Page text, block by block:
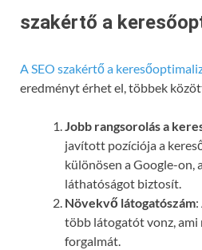
szakértő a
A SEO szakértő a
eredményt érhet el, többek
Jobb rangsorolás a
javított pozíciója a
különösen a Google-on,
láthatóságot biztosít.
Növekvő látogatószám
több látogatót vonz, ami
forgalmát.